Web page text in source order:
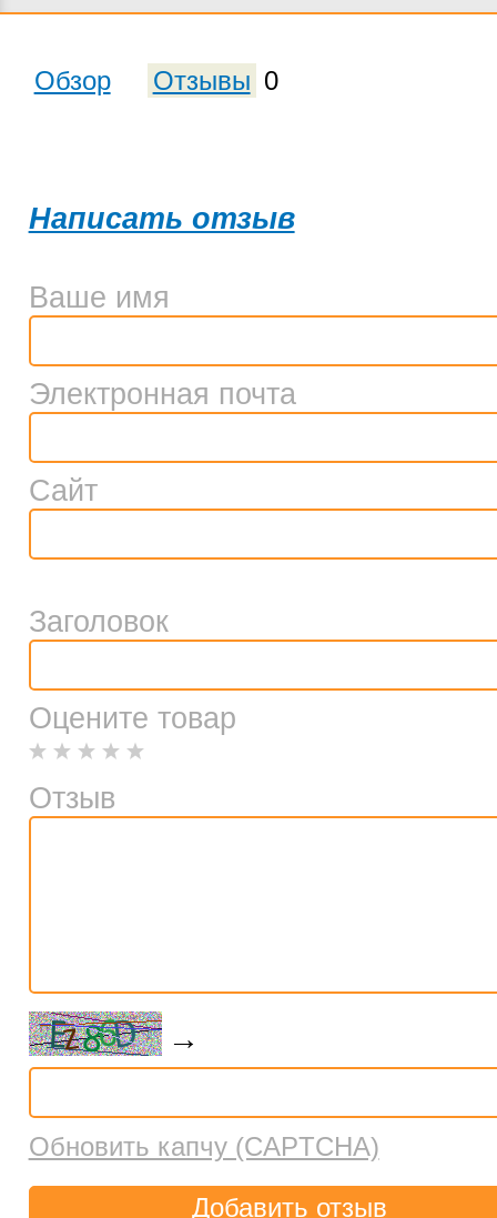
Обзор Отзывы 0
Написать отзыв
Ваше имя
Электронная почта
Сайт
Заголовок
Оцените товар
Отзыв
→
Обновить капчу (CAPTCHA)